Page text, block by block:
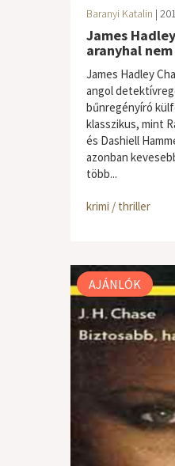
Baranyi Katalin |
James
aranyhal
James Hadley
angol
bűnregényíró
klasszikus, mint
és Dashiell
azonban
több...
krimi / thriller
AJÁNLÓK